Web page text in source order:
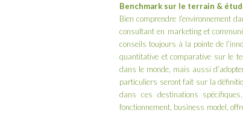
Benchmark sur le terrain &
Bien comprendre l’environnement
consultant en marketing et
conseils toujours à la pointe de
quantitative et comparative sur le
dans le monde, mais aussi
particuliers seront fait sur la
dans ces destinations
fonctionnement, business model,